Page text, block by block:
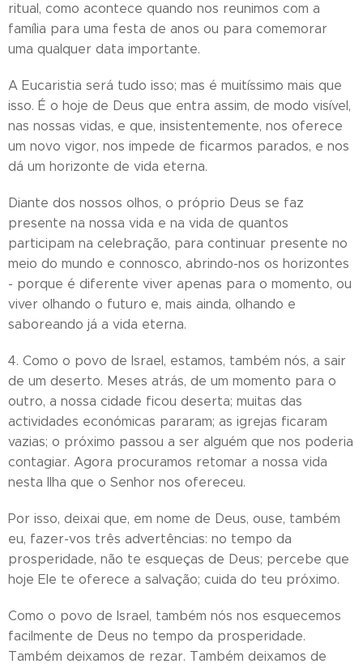
ritual, como acontece quando nos reunimos com a
família para uma festa de anos ou para comemorar
uma qualquer data importante.
A Eucaristia será tudo isso; mas é muitíssimo mais que
isso. É o hoje de Deus que entra assim, de modo visível,
nas nossas vidas, e que, insistentemente, nos oferece
um novo vigor, nos impede de ficarmos parados, e nos
dá um horizonte de vida eterna.
Diante dos nossos olhos, o próprio Deus se faz
presente na nossa vida e na vida de quantos
participam na celebração, para continuar presente no
meio do mundo e connosco, abrindo-nos os horizontes
- porque é diferente viver apenas para o momento, ou
viver olhando o futuro e, mais ainda, olhando e
saboreando já a vida eterna.
4. Como o povo de Israel, estamos, também nós, a sair
de um deserto. Meses atrás, de um momento para o
outro, a nossa cidade ficou deserta; muitas das
actividades económicas pararam; as igrejas ficaram
vazias; o próximo passou a ser alguém que nos poderia
contagiar. Agora procuramos retomar a nossa vida
nesta Ilha que o Senhor nos ofereceu.
Por isso, deixai que, em nome de Deus, ouse, também
eu, fazer-vos três advertências: no tempo da
prosperidade, não te esqueças de Deus; percebe que
hoje Ele te oferece a salvação; cuida do teu próximo.
Como o povo de Israel, também nós nos esquecemos
facilmente de Deus no tempo da prosperidade.
Também deixamos de rezar. Também deixamos de